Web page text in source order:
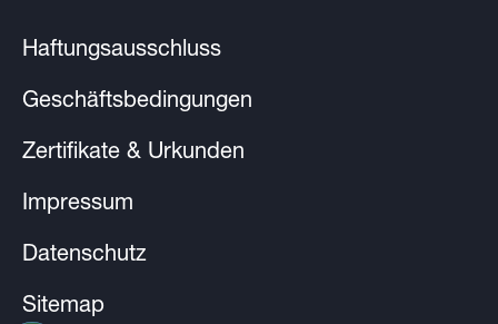
Haftungsausschluss
Geschäftsbedingungen
Zertifikate & Urkunden
Impressum
Datenschutz
Sitemap